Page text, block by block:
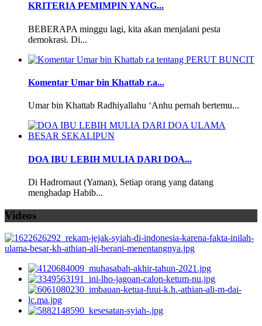
KRITERIA PEMIMPIN YANG...
BEBERAPA minggu lagi, kita akan menjalani pesta
demokrasi. Di...
Komentar Umar bin Khattab r.a...
Umar bin Khattab Radhiyallahu ‘Anhu pernah bertemu...
DOA IBU LEBIH MULIA DARI DOA...
Di Hadromaut (Yaman), Setiap orang yang datang
menghadap Habib...
Videos